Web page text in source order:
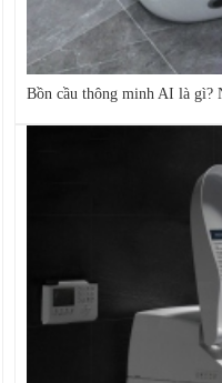
Bồn cầu thông minh AI là gì?